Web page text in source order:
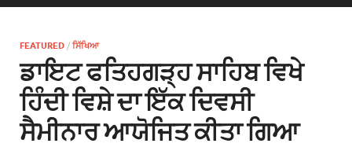
FEATURED / ਸਿੱਖਿਆ
ਡਾਇਟ ਫਤਿਹਗੜ੍ਹ ਸਾਹਿਬ ਵਿਖੇ
ਹਿੰਦੀ ਵਿਸ਼ੇ ਦਾ ਇੱਕ ਦਿਵਸੀ
ਸੈਮੀਨਾਰ ਆਯੋਜਿਤ ਕੀਤਾ ਗਿਆ